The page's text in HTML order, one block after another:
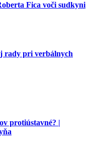
Fica voči sudkyni
rady pri verbálnych
protiústavné? |